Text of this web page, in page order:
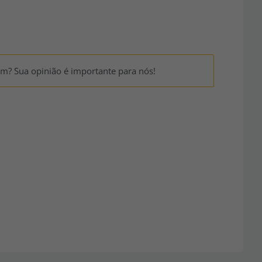
Sua opinião é importante para nós!